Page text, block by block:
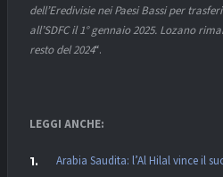
dell’Eredivisie nei Paesi Bassi per
all’SDFC il 1° gennaio 2025. Lozano
resto del 2024“.
LEGGI ANCHE:
Arabia Saudita: l’Al Hilal vince il